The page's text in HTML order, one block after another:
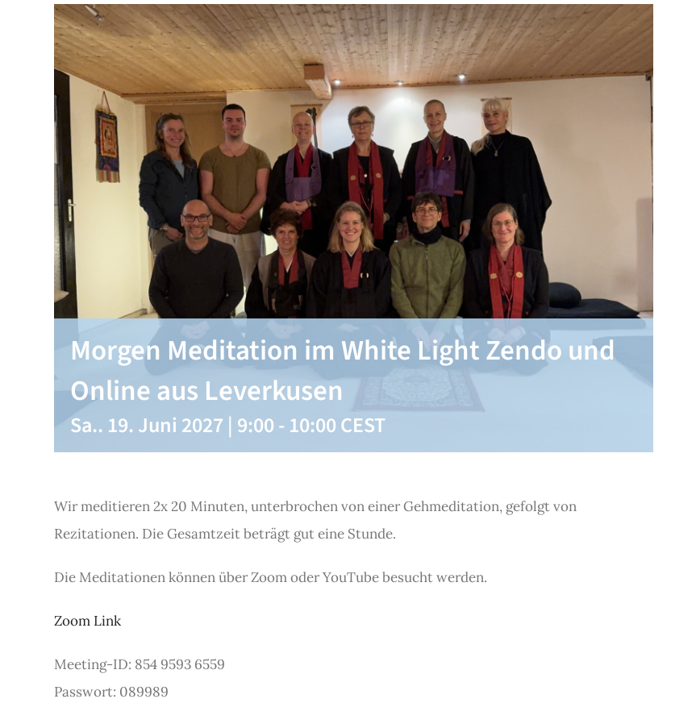
Morgen Meditation im White Light Zendo und
Online aus Leverkusen
Sa.. 19. Juni 2027 | 9:00- 10:00CEST
Wir meditieren 2x 20 Minuten, unterbrochen von einer Gehmeditation, gefolgt von
Rezitationen. Die Gesamtzeit beträgt gut eine Stunde.
Die Meditationen können über Zoom oder YouTube besucht werden.
Zoom Link
Meeting-ID: 854 9593 6559
Passwort: 089989